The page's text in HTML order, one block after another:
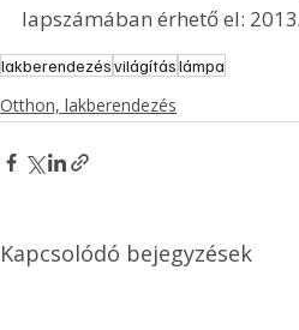
lapszámában érhető el:
lakberendezésvilágításlámpa
Otthon, lakberendezés
Kapcsolódó bejegyzések